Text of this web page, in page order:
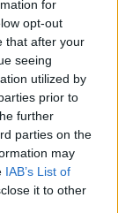
for
opt-out
that after your
seeing
utilized by
prior to
further
parties on the
may
IAB’s List of
it to other
τους
ότι
παιδιών